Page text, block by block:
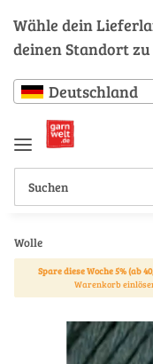
Wähle dein
deinen Standort zu
Deutschland
Wolle
Spare diese Woche 5% (ab
Warenkorb